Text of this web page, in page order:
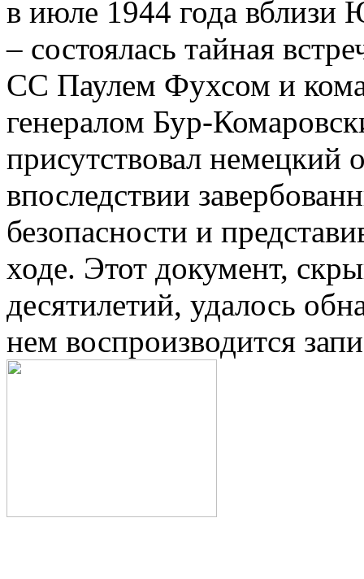
в июле 1944 года вблизи
– состоялась тайная
СС Паулем Фухсом и
генералом Бур-
присутствовал немецкий
впоследствии
безопасности и
ходе. Этот документ,
десятилетий, удалось
нем воспроизводится